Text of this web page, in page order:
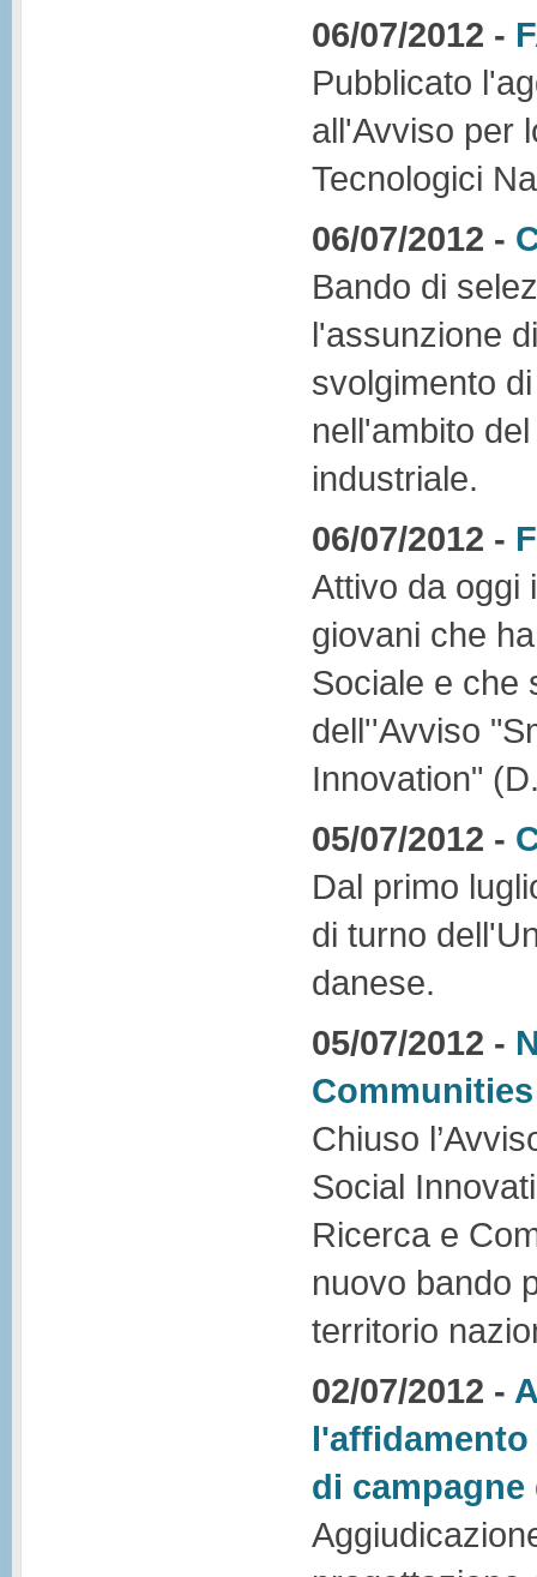
06/07/2012 -
Pubblicato
all'Avviso per
Tecnologici
06/07/2012 -
Bando di
l'assunzione
svolgimento
nell'ambito
industriale.
06/07/2012 -
Attivo da oggi
giovani che
Sociale e che
dell''Avviso
Innovation"
05/07/2012 -
Dal primo
di turno
danese.
05/07/2012 -
Chiuso
Social
Ricerca e
nuovo bando
territorio
02/07/2012 -
l'affidamento
di